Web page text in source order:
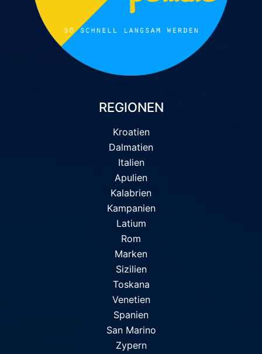
REGIONEN
Kroatien
Dalmatien
Italien
Apulien
Kalabrien
Kampanien
Latium
Rom
Marken
Sizilien
Toskana
Venetien
Spanien
San Marino
Zypern